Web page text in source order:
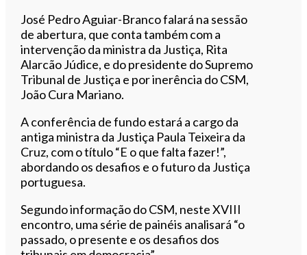
José Pedro Aguiar-Branco falará na sessão
de abertura, que conta também com a
intervenção da ministra da Justiça, Rita
Alarcão Júdice, e do presidente do Supremo
Tribunal de Justiça e por inerência do CSM,
João Cura Mariano.
A conferência de fundo estará a cargo da
antiga ministra da Justiça Paula Teixeira da
Cruz, com o título “E o que falta fazer!”,
abordando os desafios e o futuro da Justiça
portuguesa.
Segundo informação do CSM, neste XVIII
encontro, uma série de painéis analisará “o
passado, o presente e os desafios dos